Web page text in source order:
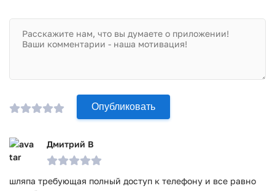
Опубликовать
Дмитрий В
шляпа требующая полный доступ к телефону и все равно